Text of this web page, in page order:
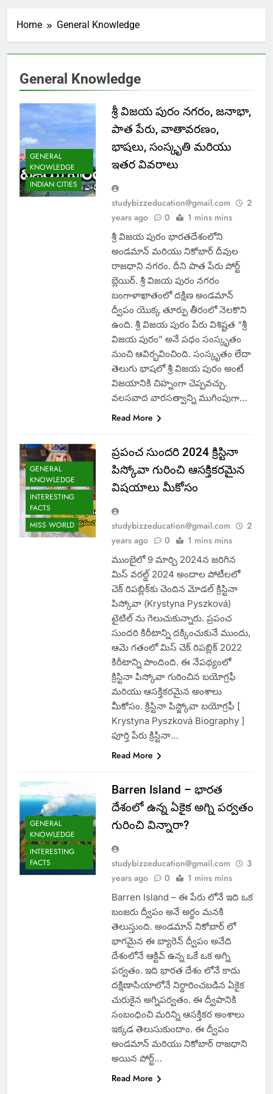
Home General Knowledge
General Knowledge
GENERAL
KNOWLEDGE
INDIAN CITIES
శ్రీ విజయ పురం నగరం, జనాభా,
పాత పేరు, వాతావరణం,
భాషలు, సంస్కృతి మరియు
ఇతర వివరాలు
studybizzeducation@gmail.com
2
years ago
0 1 mins mins
శ్రీ విజయ పురం భారతదేశంలోని
అండమాన్ మరియు నికోబార్ దీవుల
రాజధాని నగరం. దీని పాత పేరు పోర్ట్
బ్లెయిర్. శ్రీ విజయ పురం నగరం
బంగాళాఖాతంలో దక్షిణ అండమాన్
ద్వీపం యొక్క తూర్పు తీరంలో నెలకొని
ఉంది. శ్రీ విజయ పురం పేరు విశిష్టత “శ్రీ
విజయ పురం” అనే పధం సంస్కృతం
నుంచి ఆవిర్భవించింది. సంస్కృతం లేదా
తెలుగు భాషలో శ్రీ విజయ పురం అంటే
విజయానికి చిహ్నంగా చెప్పవచ్చు.
వలసవాద వారసత్వాన్ని ముగింపుగా…
Read More
GENERAL
KNOWLEDGE
INTERESTING
FACTS
MISS WORLD
ప్రపంచ సుందరి 2024 క్రిస్టినా
పిస్కోవా గురించి ఆసక్తికరమైన
విషయాలు మీకోసం
studybizzeducation@gmail.com
2
years ago
0 1 mins mins
ముంబైలో 9 మార్చి 2024న జరిగిన
మిస్ వరల్డ్ 2024 అందాల పోటీలలో
చెక్ రిపబ్లిక్‌కు చెందిన మోడల్ క్రిస్టినా
పిస్కోవా (Krystyna Pyszková)
టైటిల్ ను గెలుచుకున్నారు. ప్రపంచ
సుందరి కిరీటాన్ని దక్కించుకునే ముందు,
ఆమె గతంలో మిస్ చెక్ రిపబ్లిక్ 2022
కిరీటాన్ని పొందింది. ఈ నేపథ్యంలో
క్రిస్టినా పిస్కోవా గురించిన బయోగ్రఫీ
మరియు ఆసక్తికరమైన అంశాలు
మీకోసం. క్రిస్టినా పిస్జ్కోవా బయోగ్రఫీ [
Krystyna Pyszková Biography ]
పూర్తి పేరు క్రిస్టినా…
Read More
GENERAL
KNOWLEDGE
INTERESTING
FACTS
Barren Island – భారత
దేశంలో ఉన్న ఏకైక అగ్ని పర్వతం
గురించి విన్నారా?
studybizzeducation@gmail.com
3
years ago
0 1 mins mins
Barren Island – ఈ పేరు లోనే ఇది ఒక
బంజరు ద్వీపం అనే అర్థం మనకి
తెలుస్తుంది. అండమాన్ నికోబార్ లో
భాగమైన ఈ బ్యారెన్ ద్వీపం అనేది
దేశంలోనే ఆక్టివ్ ఉన్న ఒకే ఒక అగ్ని
పర్వతం. ఇది భారత దేశం లోనే కాదు
దక్షిణాసియాలోనే నిర్ధారించబడిన ఏకైక
చురుకైన అగ్నిపర్వతం. ఈ ద్వీపానికి
సంబంధించి మరిన్ని ఆసక్తికర అంశాలు
ఇక్కడ తెలుసుకుందాం. ఈ ద్వీపం
అండమాన్ మరియు నికోబార్ రాజధాని
అయిన పోర్ట్…
Read More